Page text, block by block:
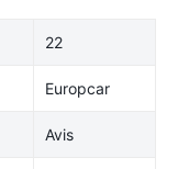
22
Europcar
Avis